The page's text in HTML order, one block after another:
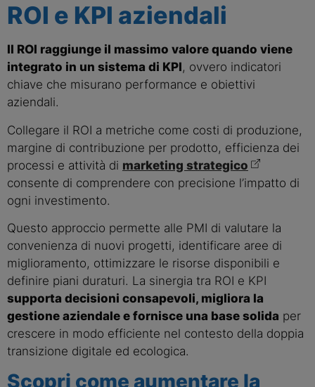
ROI e KPI aziendali
Il ROI raggiunge il massimo valore quando viene
integrato in un sistema di KPI, ovvero indicatori
chiave che misurano performance e obiettivi
aziendali.
Collegare il ROI a metriche come costi di produzione,
margine di contribuzione per prodotto, efficienza dei
processi e attività di marketing strategico
consente di comprendere con precisione l’impatto di
ogni investimento.
Questo approccio permette alle PMI di valutare la
convenienza di nuovi progetti, identificare aree di
miglioramento, ottimizzare le risorse disponibili e
definire piani duraturi. La sinergia tra ROI e KPI
supporta decisioni consapevoli, migliora la
gestione aziendale e fornisce una base solida per
crescere in modo efficiente nel contesto della doppia
transizione digitale ed ecologica.
Scopri come aumentare la